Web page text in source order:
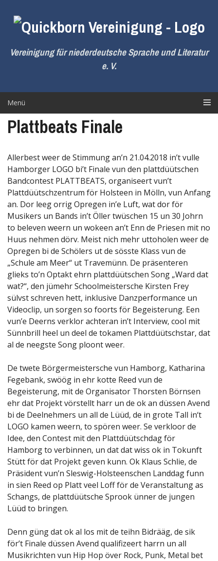
Inhalt
springen
Vereinigung für niederdeutsche Sprache und Literatur
e. V.
Menü
Plattbeats Finale
Allerbest weer de Stimmung an’n 21.04.2018 in’t vulle
Hamborger LOGO bi’t Finale vun den plattdüütschen
Bandcontest PLATTBEATS, organiseert vun’t
Plattdüütschzentrum för Holsteen in Mölln, vun Anfang
an. Dor leeg orrig Opregen in’e Luft, wat dor för
Musikers un Bands in’t Öller twüschen 15 un 30 Johrn
to beleven weern un wokeen an’t Enn de Priesen mit no
Huus nehmen dörv. Meist nich mehr uttoholen weer de
Opregen bi de Schölers ut de sösste Klass vun de
„Schule am Meer“ ut Travemünn. De präsenteren
glieks to’n Optakt ehrn plattdüütschen Song „Ward dat
wat?“, den jümehr Schoolmeistersche Kirsten Frey
sülvst schreven hett, inklusive Danzperformance un
Videoclip, un sorgen so foorts för Begeisterung. Een
vun’e Deerns verklor achteran in’t Interview, cool mit
Sünnbrill heel un deel de tokamen Plattdüütschstar, dat
al de neegste Song ploont weer.
De twete Börgermeistersche vun Hamborg, Katharina
Fegebank, swöög in ehr kotte Reed vun de
Begeisterung, mit de Organisator Thorsten Börnsen
ehr dat Projekt vörstellt harr un de ok an düssen Avend
bi de Deelnehmers un all de Lüüd, de in grote Tall in‘t
LOGO kamen weern, to spören weer. Se verkloor de
Idee, den Contest mit den Plattdüütschdag för
Hamborg to verbinnen, un dat dat wiss ok in Tokunft
Stütt för dat Projekt geven kunn. Ok Klaus Schlie, de
Präsident vun’n Sleswig-Holsteenschen Landdag funn
in sien Reed op Platt veel Loff för de Veranstaltung as
Schangs, de plattdüütsche Sprook ünner de jungen
Lüüd to bringen.
Denn güng dat ok al los mit de teihn Bidrääg, de sik
för’t Finale düssen Avend qualifizeert harrn un all
Musikrichten vun Hip Hop över Rock, Punk, Metal bet